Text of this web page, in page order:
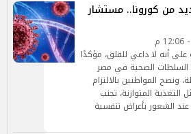
من كورونا.. مستشار
أنه لا داعي للقلق، مؤكدًا
السلطات الصحية في مصر
ونصح المواطنين بالالتزام
التغذية المتوازنة، تجنب
عند الشعور بأعراض تنفسية